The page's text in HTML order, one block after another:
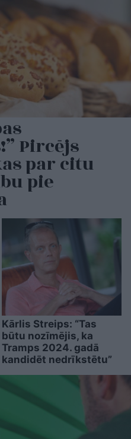
Pircējs
par citu
pie
Kārlis Streips: “Tas
būtu nozīmējis, ka
Tramps 2024. gadā
kandidēt nedrīkstētu”